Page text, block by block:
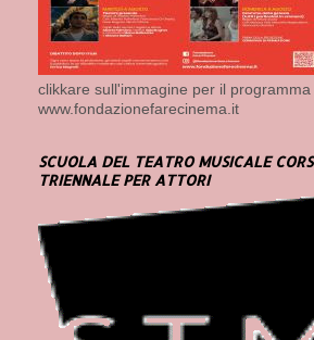
clikkare sull'immagine per il programma
www.fondazionefarecinema.it
SCUOLA DEL TEATRO MUSICALE
TRIENNALE PER ATTORI